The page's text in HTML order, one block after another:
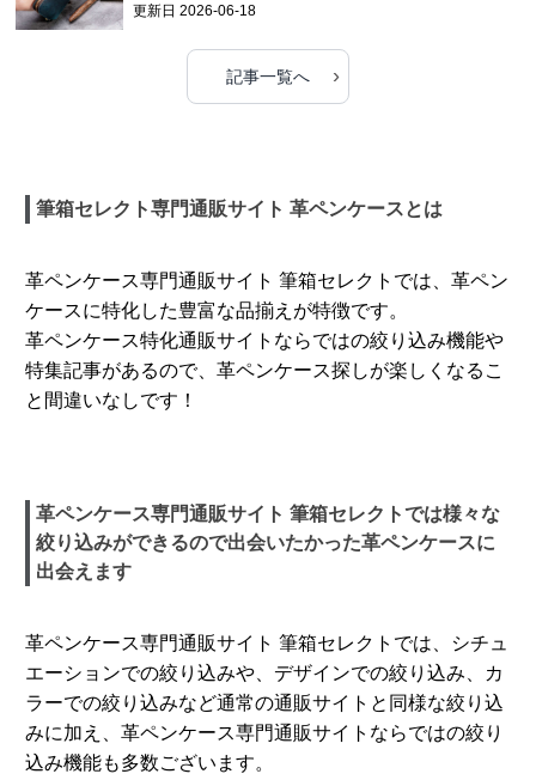
更新日2026-06-18
記事一覧へ ›
筆箱セレクト専門通販サイト 革ペンケースとは
革ペンケース専門通販サイト 筆箱セレクトでは、革ペン
ケースに特化した豊富な品揃えが特徴です。
革ペンケース特化通販サイトならではの絞り込み機能や
特集記事があるので、革ペンケース探しが楽しくなるこ
と間違いなしです！
革ペンケース専門通販サイト 筆箱セレクトでは様々な
絞り込みができるので出会いたかった革ペンケースに
出会えます
革ペンケース専門通販サイト 筆箱セレクトでは、シチュ
エーションでの絞り込みや、デザインでの絞り込み、カ
ラーでの絞り込みなど通常の通販サイトと同様な絞り込
みに加え、革ペンケース専門通販サイトならではの絞り
込み機能も多数ございます。